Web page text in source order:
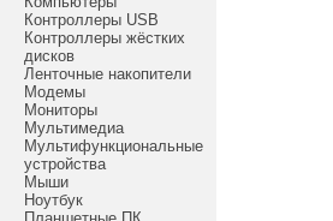
Контроллеры USB
Контроллеры жёстких
дисков
Ленточные накопители
Модемы
Мониторы
Мультимедиа
Мультифункциональные
устройства
Мыши
Ноутбук